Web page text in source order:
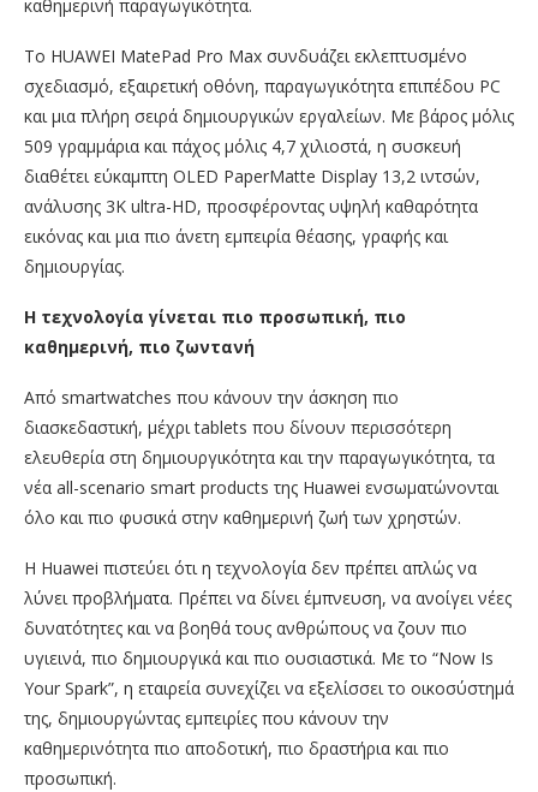
καθημερινή παραγωγικότητα.
Το HUAWEI MatePad Pro Max συνδυάζει εκλεπτυσμένο
σχεδιασμό, εξαιρετική οθόνη, παραγωγικότητα επιπέδου PC
και μια πλήρη σειρά δημιουργικών εργαλείων. Με βάρος μόλις
509 γραμμάρια και πάχος μόλις 4,7 χιλιοστά, η συσκευή
διαθέτει εύκαμπτη OLED PaperMatte Display 13,2 ιντσών,
ανάλυσης 3K ultra-HD, προσφέροντας υψηλή καθαρότητα
εικόνας και μια πιο άνετη εμπειρία θέασης, γραφής και
δημιουργίας.
Η τεχνολογία γίνεται πιο προσωπική, πιο
καθημερινή, πιο ζωντανή
Από smartwatches που κάνουν την άσκηση πιο
διασκεδαστική, μέχρι tablets που δίνουν περισσότερη
ελευθερία στη δημιουργικότητα και την παραγωγικότητα, τα
νέα all-scenario smart products της Huawei ενσωματώνονται
όλο και πιο φυσικά στην καθημερινή ζωή των χρηστών.
Η Huawei πιστεύει ότι η τεχνολογία δεν πρέπει απλώς να
λύνει προβλήματα. Πρέπει να δίνει έμπνευση, να ανοίγει νέες
δυνατότητες και να βοηθά τους ανθρώπους να ζουν πιο
υγιεινά, πιο δημιουργικά και πιο ουσιαστικά. Με το “Now Is
Your Spark”, η εταιρεία συνεχίζει να εξελίσσει το οικοσύστημά
της, δημιουργώντας εμπειρίες που κάνουν την
καθημερινότητα πιο αποδοτική, πιο δραστήρια και πιο
προσωπική.